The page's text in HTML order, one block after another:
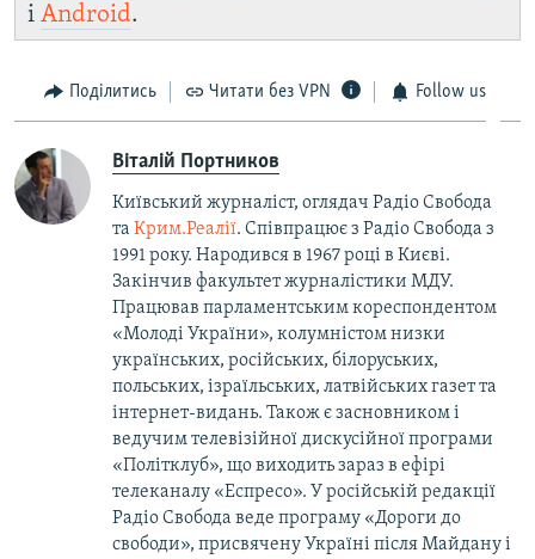
і Android.
Поділитись Читати без VPN Follow us
Віталій Портников
Київський журналіст, оглядач Радіо Свобода
та Крим.Реалії. Співпрацює з Радіо Свобода з
1991 року. Народився в 1967 році в Києві.
Закінчив факультет журналістики МДУ.
Працював парламентським кореспондентом
«Молоді України», колумністом низки
українських, російських, білоруських,
польських, ізраїльських, латвійських газет та
інтернет-видань. Також є засновником і
ведучим телевізійної дискусійної програми
«Політклуб», що виходить зараз в ефірі
телеканалу «Еспресо». У російській редакції
Радіо Свобода веде програму «Дороги до
свободи», присвячену Україні після Майдану і